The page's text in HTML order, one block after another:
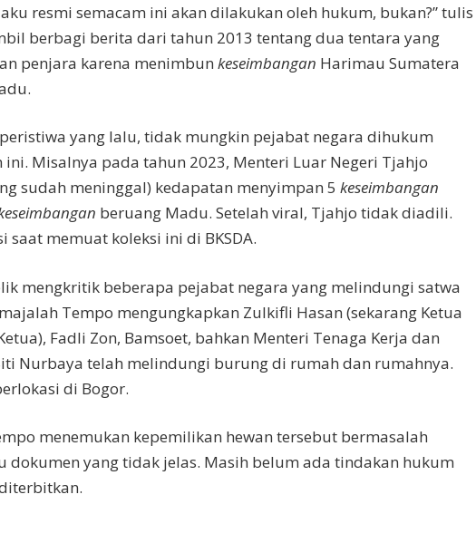
resmi semacam ini akan dilakukan oleh hukum, bukan?” tulis
berbagi berita dari tahun 2013 tentang dua tentara yang
penjara karena menimbun keseimbangan Harimau Sumatera
yang lalu, tidak mungkin pejabat negara dihukum
ini. Misalnya pada tahun 2023, Menteri Luar Negeri Tjahjo
sudah meninggal) kedapatan menyimpan 5 keseimbangan
beruang Madu. Setelah viral, Tjahjo tidak diadili.
saat memuat koleksi ini di BKSDA.
mengkritik beberapa pejabat negara yang melindungi satwa
Tempo mengungkapkan Zulkifli Hasan (sekarang Ketua
Fadli Zon, Bamsoet, bahkan Menteri Tenaga Kerja dan
Nurbaya telah melindungi burung di rumah dan rumahnya.
di Bogor.
menemukan kepemilikan hewan tersebut bermasalah
dokumen yang tidak jelas. Masih belum ada tindakan hukum